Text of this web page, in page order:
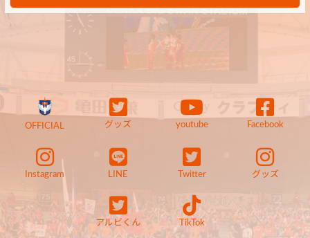
OFFICIAL グッズ youtube Facebook
Instagram LINE Twitter グッズ
アルビくん TikTok